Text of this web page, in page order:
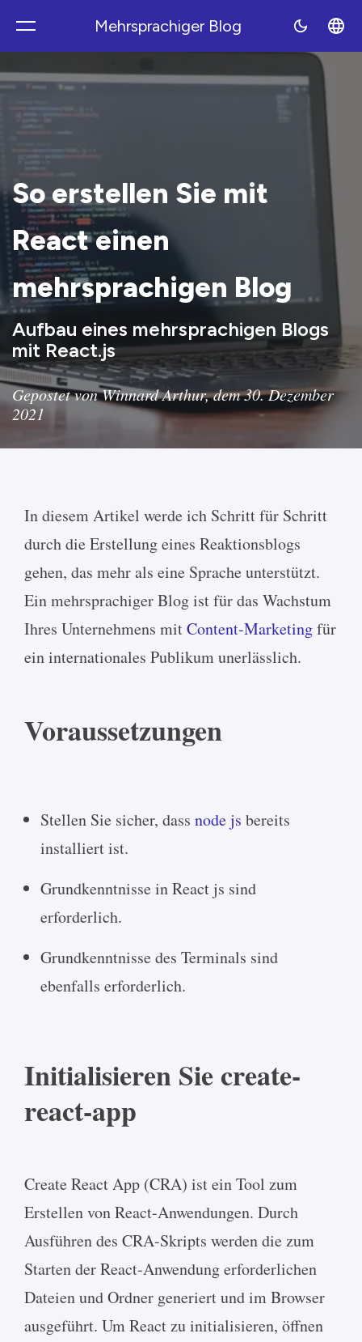
Polyblog
Mehrsprachiger Blog
So erstellen Sie mit
React einen
mehrsprachigen Blog
Aufbau eines mehrsprachigen Blogs
mit React.js
Gepostet von Winnard Arthur, dem 30. Dezember
2021
In diesem Artikel werde ich Schritt für Schritt
durch die Erstellung eines Reaktionsblogs
gehen, das mehr als eine Sprache unterstützt.
Ein mehrsprachiger Blog ist für das Wachstum
Ihres Unternehmens mitContent-Marketingfür
ein internationales Publikum unerlässlich.
Voraussetzungen
Stellen Sie sicher, dass node js bereits
installiert ist.
Grundkenntnisse in React js sind
erforderlich.
Grundkenntnisse des Terminals sind
ebenfalls erforderlich.
Initialisieren Sie create-
react-app
Create React App (CRA) ist ein Tool zum
Erstellen von React-Anwendungen. Durch
Ausführen des CRA-Skripts werden die zum
Starten der React-Anwendung erforderlichen
Dateien und Ordner generiert und im Browser
ausgeführt. Um React zu initialisieren, öffnen